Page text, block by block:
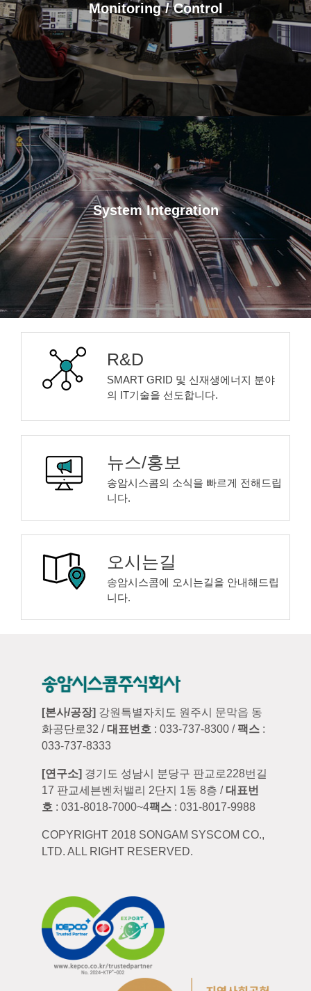
Monitoring / Control
System Integration
R&D
SMART GRID 및 신재생에너지 분야
의 IT기술을 선도합니다.
뉴스/홍보
송암시스콤의 소식을 빠르게 전해드립
니다.
오시는길
송암시스콤에 오시는길을 안내해드립
니다.
[본사/공장] 강원특별자치도 원주시 문막읍 동
화공단로32 /대표번호 : 033-737-8300 / 팩스 :
033-737-8333
[연구소] 경기도 성남시 분당구 판교로228번길
17 판교세븐벤처밸리 2단지 1동 8층 /대표번
호 : 031-8018-7000~4팩스 : 031-8017-9988
COPYRIGHT 2018 SONGAM SYSCOM CO.,
LTD. ALL RIGHT RESERVED.